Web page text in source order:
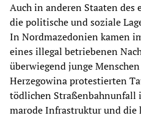
Auch in anderen Staaten des
die politische und soziale
In Nordmazedonien kamen
eines illegal betriebenen
überwiegend junge
Herzegowina protestierten
tödlichen Straßenbahnunfall
marode Infrastruktur und